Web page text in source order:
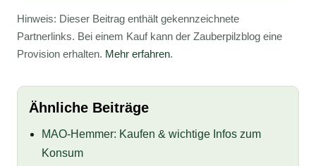
Hinweis: Dieser Beitrag enthält gekennzeichnete
Partnerlinks. Bei einem Kauf kann der Zauberpilzblog eine
Provision erhalten. Mehr erfahren.
Ähnliche Beiträge
MAO-Hemmer: Kaufen & wichtige Infos zum
Konsum